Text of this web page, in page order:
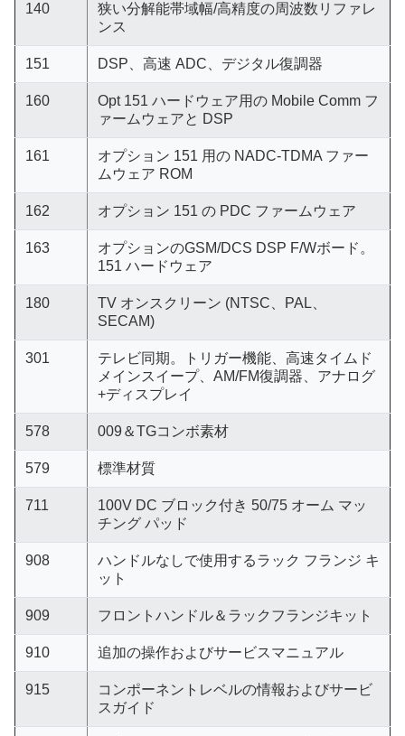
140
狭い分解能帯域幅/高精度の周波数リファレ
ンス
151 DSP、高速 ADC、デジタル復調器
160
Opt 151 ハードウェア用の Mobile Comm フ
ァームウェアと DSP
161
オプション 151 用の NADC-TDMA ファー
ムウェア ROM
162 オプション 151 の PDC ファームウェア
163
オプションのGSM/DCS DSP F/Wボード。
151 ハードウェア
180
TV オンスクリーン (NTSC、PAL、
SECAM)
301
テレビ同期。トリガー機能、高速タイムド
メインスイープ、AM/FM復調器、アナログ
+ディスプレイ
578 009＆TGコンボ素材
579 標準材質
711
100V DC ブロック付き 50/75 オーム マッ
チング パッド
908
ハンドルなしで使用するラック フランジ キ
ット
909 フロントハンドル＆ラックフランジキット
910 追加の操作およびサービスマニュアル
915
コンポーネントレベルの情報およびサービ
スガイド